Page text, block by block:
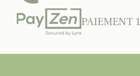
PAIEMENT